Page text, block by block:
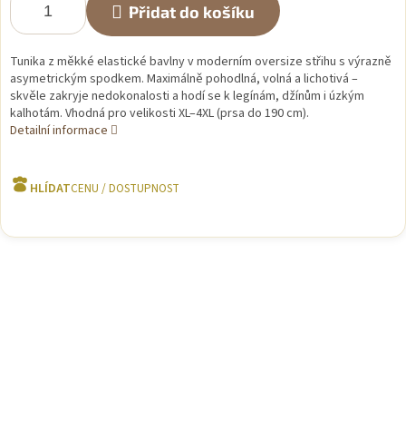
Přidat do košíku
Tunika z měkké elastické bavlny v moderním oversize střihu s výrazně
asymetrickým spodkem. Maximálně pohodlná, volná a lichotivá –
skvěle zakryje nedokonalosti a hodí se k legínám, džínům i úzkým
kalhotám. Vhodná pro velikosti XL–4XL (prsa do 190 cm).
Detailní informace
HLÍDAT